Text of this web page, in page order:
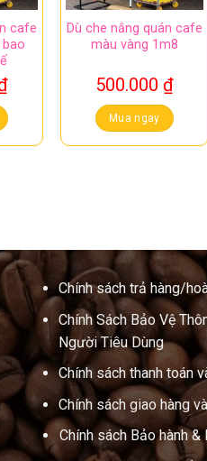
cafe
Dù che nắng quán cafe
màu vàng 1m8
500.000 ₫
Mua ngay
Chính sách trả hàng/
Chính Sách Bảo Vệ
Người Tiêu Dùng
Chính sách thanh toán
Chính sách giao hàng
Chính sách Bảo hành &